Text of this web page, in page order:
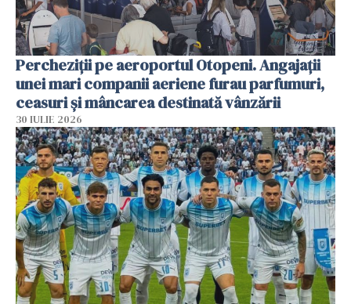
Percheziții pe aeroportul Otopeni. Angajații
unei mari companii aeriene furau parfumuri,
ceasuri și mâncarea destinată vânzării
30 IULIE 2026